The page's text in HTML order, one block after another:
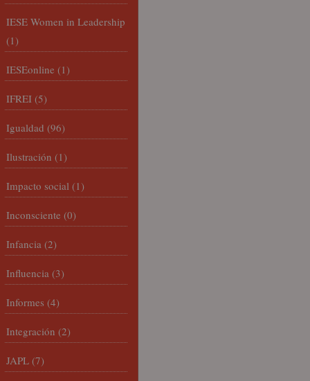
IESE Women in Leadership
(1)
IESEonline (1)
IFREI (5)
Igualdad (96)
Ilustración (1)
Impacto social (1)
Inconsciente (0)
Infancia (2)
Influencia (3)
Informes (4)
Integración (2)
JAPL (7)